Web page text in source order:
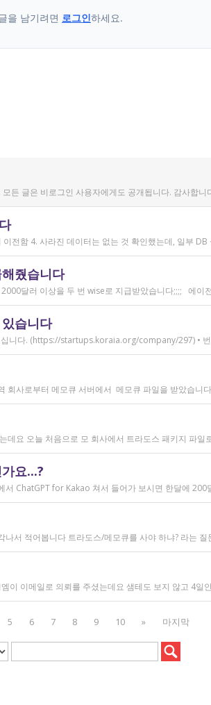
을 남기려면 로그인하세요.
든 글은 비로그인 사용자에게도 공개됩니다. 감사합니
줬습니다
습니다
요...?
5 6 7 8 9 10 » 마지막